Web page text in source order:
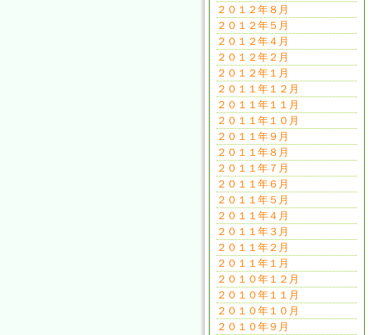
２０１２年８月
２０１２年５月
２０１２年４月
２０１２年２月
２０１２年１月
２０１１年１２月
２０１１年１１月
２０１１年１０月
２０１１年９月
２０１１年８月
２０１１年７月
２０１１年６月
２０１１年５月
２０１１年４月
２０１１年３月
２０１１年２月
２０１１年１月
２０１０年１２月
２０１０年１１月
２０１０年１０月
２０１０年９月